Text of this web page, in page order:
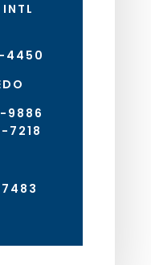
4450
9886
7218